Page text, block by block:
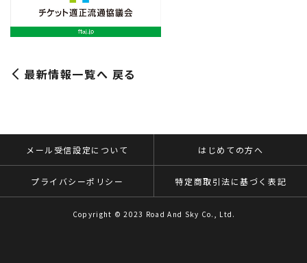
最新情報一覧へ 戻る
メール受信設定について はじめての方へ
プライバシーポリシー 特定商取引法に基づく表記
Copyright © 2023 Road And Sky Co., Ltd.